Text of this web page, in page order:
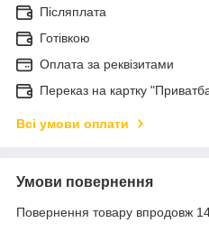
Післяплата
Готівкою
Оплата за реквізитами
Переказ на картку
Всі умови оплати
Умови повернення
Повернення товару впродовж